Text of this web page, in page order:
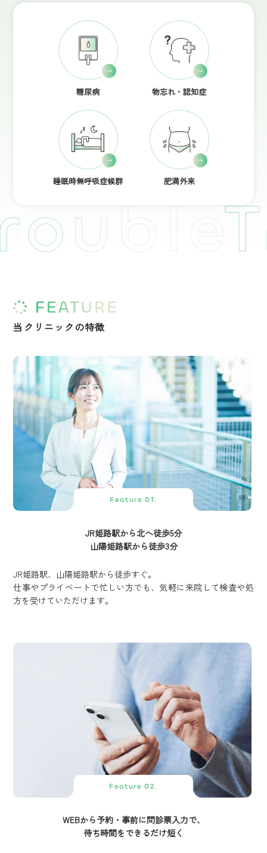
糖尿病 物忘れ・認知症
睡眠時無呼吸症候群 肥満外来
当クリニックの特徴
Feature 01.
JR姫路駅から北へ徒歩5分
山陽姫路駅から徒歩3分
JR姫路駅、山陽姫路駅から徒歩すぐ。
仕事やプライベートで忙しい方でも、気軽に来院して検査や処
方を受けていただけます。
Feature 02.
WEBから予約・事前に問診票入力で、
待ち時間をできるだけ短く